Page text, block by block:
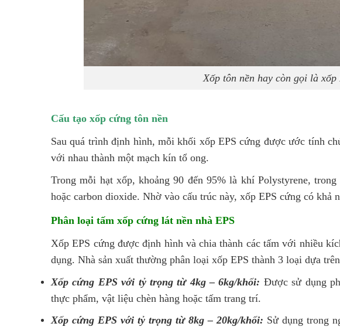
Xốp tôn nền hay còn gọi là
Cấu tạo xốp cứng tôn nền
Sau quá trình định hình, mỗi khối xốp EPS cứng được ước tính
với nhau thành một mạch kín tổ ong.
Trong mỗi hạt xốp, khoảng 90 đến 95% là khí Polystyrene,
hoặc carbon dioxide. Nhờ vào cấu trúc này, xốp EPS cứng có khả
Phân loại tấm xốp cứng lát nền nhà EPS
Xốp EPS cứng được định hình và chia thành các tấm với nhiều
dụng. Nhà sản xuất thường phân loại xốp EPS thành 3 loại dựa
Xốp cứng EPS với tỷ trọng từ 4kg – 6kg/khối: Được sử dụng
thực phẩm, vật liệu chèn hàng hoặc tấm trang trí.
Xốp cứng EPS với tỷ trọng từ 8kg – 20kg/khối: Sử dụng trong